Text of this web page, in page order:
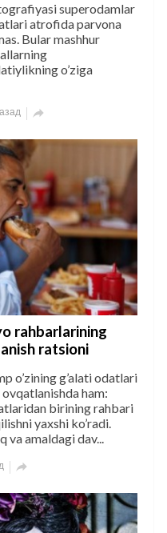
superodamlar
atrofida parvona
Bular mashhur
o’ziga

rahbarlarining
ratsioni
o’zining g’alati odatlari
ham:
birining rahbari
yaxshi ko’radi.
va amaldagi dav...
